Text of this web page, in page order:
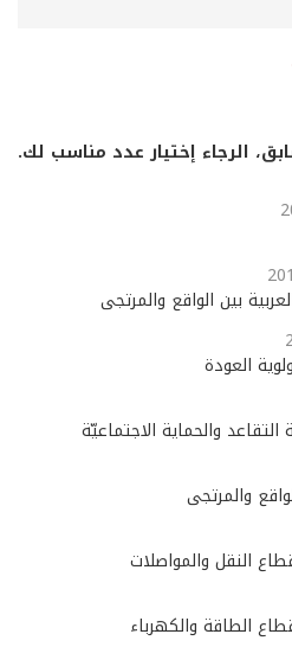
الرجاء إختيار عدد مناسب لك.
بين الواقع والمرتجى
العودة
والحماية الاجتماعيّة
والمرتجى
النقل والمواصلات
الطاقة والكهرباء